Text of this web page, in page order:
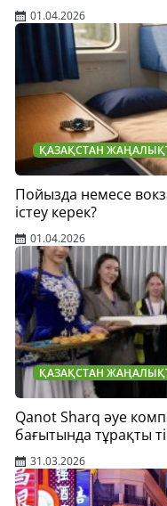
01.04.2026
ҚАЗАҚСТАН
Пойызда немесе
істеу керек?
01.04.2026
ҚАЗАҚСТАН
Qanot Sharq әуе
бағытында тұрақты
31.03.2026